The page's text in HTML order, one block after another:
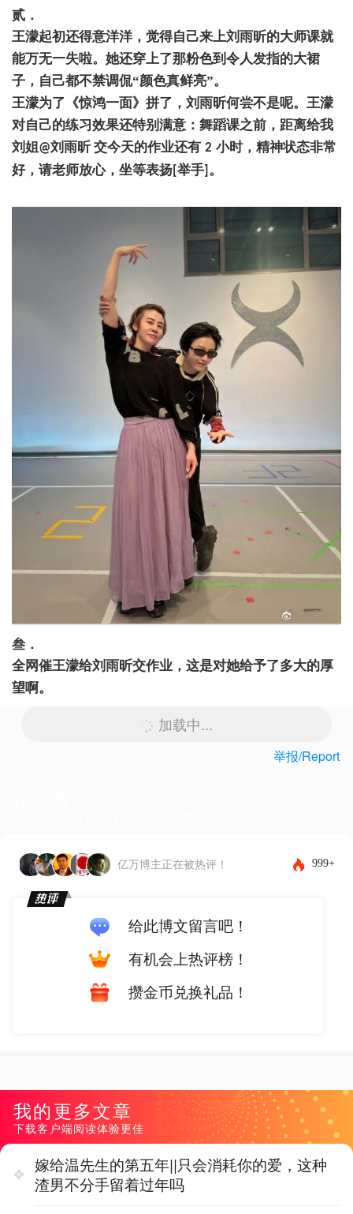
贰．
王濛起初还得意洋洋，觉得自己来上刘雨昕的大师课就
能万无一失啦。她还穿上了那粉色到令人发指的大裙
子，自己都不禁调侃“颜色真鲜亮”。
王濛为了《惊鸿一面》拼了，刘雨昕何尝不是呢。王濛
对自己的练习效果还特别满意：舞蹈课之前，距离给我
刘姐@刘雨昕 交今天的作业还有 2 小时，精神状态非常
好，请老师放心，坐等表扬 举手 。
叁．
全网催王濛给刘雨昕交作业，这是对她给予了多大的厚
望啊。
加载中...
举报/Report
亿万博主正在被热评！ 999+
给此博文留言吧！
有机会上热评榜！
攒金币兑换礼品！
我的更多文章
下载客户端阅读体验更佳
嫁给温先生的第五年||只会消耗你的爱，这种
渣男不分手留着过年吗